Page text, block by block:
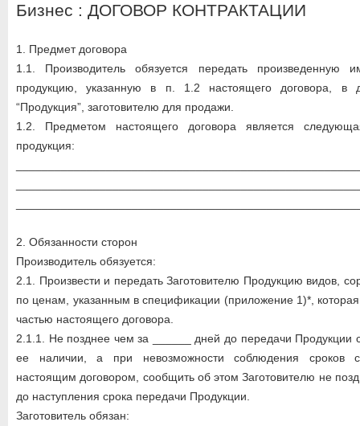
Бизнес : ДОГОВОР КОНТРАКТАЦИИ
1. Предмет договора
1.1. Производитель обязуется передать произведенную
продукцию, указанную в п. 1.2 настоящего договора, в
“Продукция”, заготовителю для продажи.
1.2. Предметом настоящего договора является следующая
продукция:
2. Обязанности сторон
Производитель обязуется:
2.1. Произвести и передать Заготовителю Продукцию видов,
по ценам, указанным в спецификации (приложение 1)*,
частью настоящего договора.
2.1.1. Не позднее чем за ______ дней до передачи Продукции
ее наличии, а при невозможности соблюдения сроков
настоящим договором, сообщить об этом Заготовителю не
до наступления срока передачи Продукции.
Заготовитель обязан: